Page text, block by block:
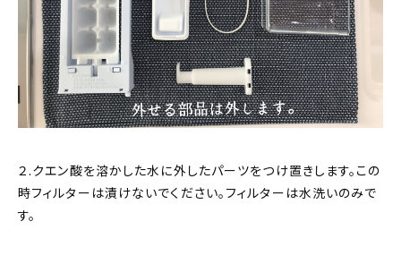
２.クエン酸を溶かした水に外したパーツをつけ置きします。この
時フィルターは漬けないでください。フィルターは水洗いのみで
す。